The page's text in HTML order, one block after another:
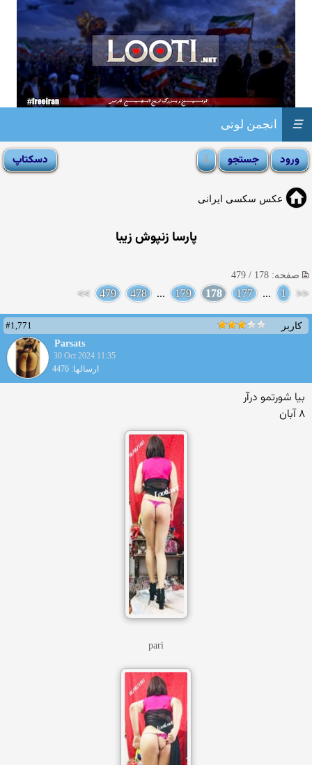
انجمن لوتی ☰
عکس سکسی ایرانی
پارسا زنپوش زیبا
صفحه: 178 / 479
<<
1
...
177
178
179
...
478
479
>>
کاربر
#1,771
Parsats
30 Oct 2024 11:35
ارسالها: 4476
بیا شورتمو درآر
۸ آبان
pari